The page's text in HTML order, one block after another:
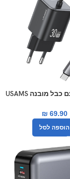
מטען קיר עם כבל מובנה USAMS
₪69.90
הוספה לסל